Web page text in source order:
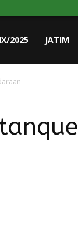
2025 JATIM